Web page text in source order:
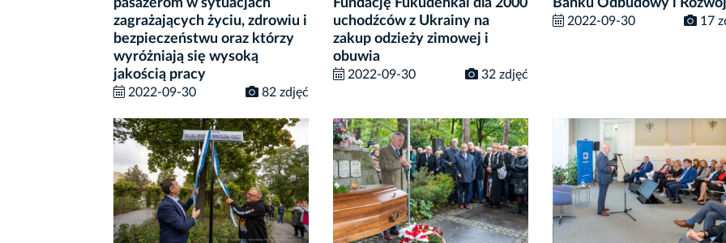
zagrażających życiu, zdrowiu i
bezpieczeństwu oraz którzy
wyróżniają się wysoką
jakością pracy
2022-09-30 82 zdjęć
uchodźców z Ukrainy na
zakup odzieży zimowej i
obuwia
2022-09-30 32 zdjęć
2022-09-30 17